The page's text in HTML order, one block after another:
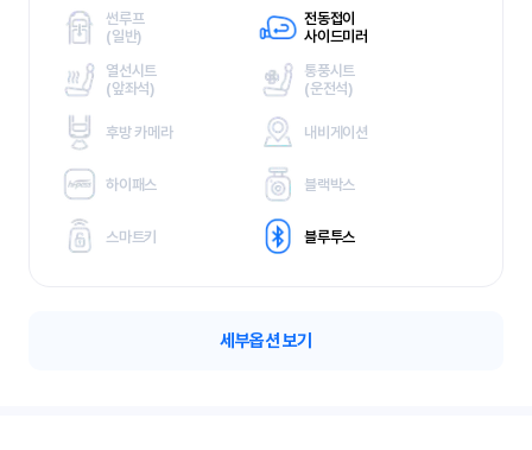
썬루프
(일반)
전동접이
사이드미러
열선시트
(앞좌석)
통풍시트
(운전석)
후방 카메라 내비게이션
하이패스 블랙박스
스마트키 블루투스
세부옵션 보기